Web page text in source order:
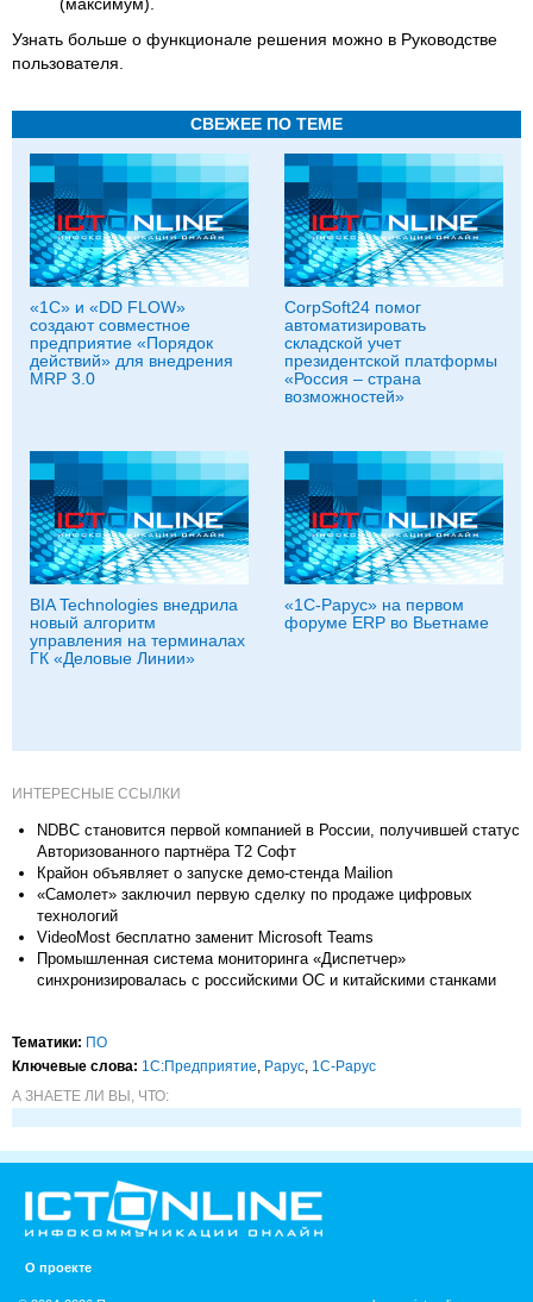
Узнать больше о функционале решения можно в Руководстве
пользователя.
СВЕЖЕЕ ПО ТЕМЕ
«1С» и «DD FLOW»
создают совместное
предприятие «Порядок
действий» для внедрения
MRP 3.0
CorpSoft24 помог
автоматизировать
складской учет
президентской платформы
«Россия – страна
возможностей»
BIA Technologies внедрила
новый алгоритм
управления на терминалах
ГК «Деловые Линии»
«1С-Рарус» на первом
форуме ERP во Вьетнаме
ИНТЕРЕСНЫЕ ССЫЛКИ
NDBC становится первой компанией в России, получившей статус
Авторизованного партнёра T2 Софт
Крайон объявляет о запуске демо-стенда Mailion
«Самолет» заключил первую сделку по продаже цифровых
технологий
VideoMost бесплатно заменит Microsoft Teams
Промышленная система мониторинга «Диспетчер»
синхронизировалась с российскими ОС и китайскими станками
Тематики: ПО
Ключевые слова: 1С:Предприятие, Рарус, 1С-Рарус
А ЗНАЕТЕ ЛИ ВЫ, ЧТО:
О проекте